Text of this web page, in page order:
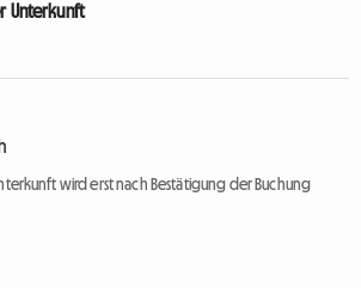
Unterkunft
wird erst nach Bestätigung der Buchung